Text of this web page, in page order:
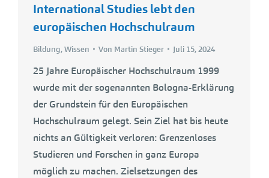
International Studies lebt den
europäischen Hochschulraum
Bildung,Wissen Von Martin Stieger Juli 15, 2024
25 Jahre Europäischer Hochschulraum 1999
wurde mit der sogenannten Bologna-Erklärung
der Grundstein für den Europäischen
Hochschulraum gelegt. Sein Ziel hat bis heute
nichts an Gültigkeit verloren: Grenzenloses
Studieren und Forschen in ganz Europa
möglich zu machen. Zielsetzungen des